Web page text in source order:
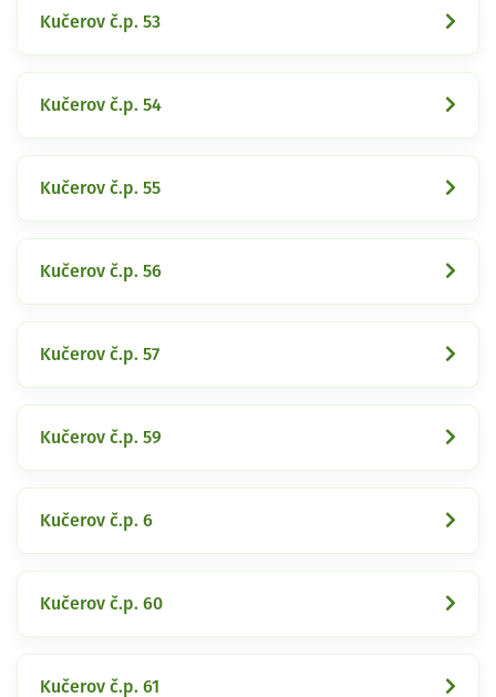
Kučerov č.p. 53
Kučerov č.p. 54
Kučerov č.p. 55
Kučerov č.p. 56
Kučerov č.p. 57
Kučerov č.p. 59
Kučerov č.p. 6
Kučerov č.p. 60
Kučerov č.p. 61